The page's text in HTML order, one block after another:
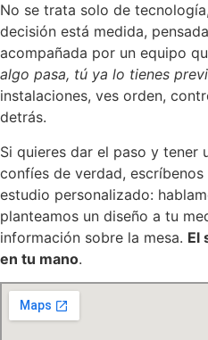
No se trata solo de
decisión está medida,
acompañada por un equipo
algo pasa, tú ya lo tienes
instalaciones, ves orden,
detrás.
Si quieres dar el paso y tener
confíes de verdad,
estudio personalizado:
planteamos un diseño a tu
información sobre la mesa. El
en tu mano.